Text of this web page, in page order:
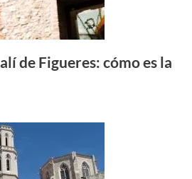
de Figueres: cómo es la